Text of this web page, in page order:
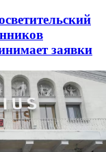
заявки